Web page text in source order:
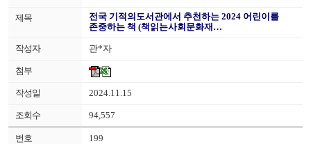
전국 기적의도서관에서 추천하는 2024 어린이를
존중하는 책 (책읽는사회문화재…
관*자
2024.11.15
94,557
199